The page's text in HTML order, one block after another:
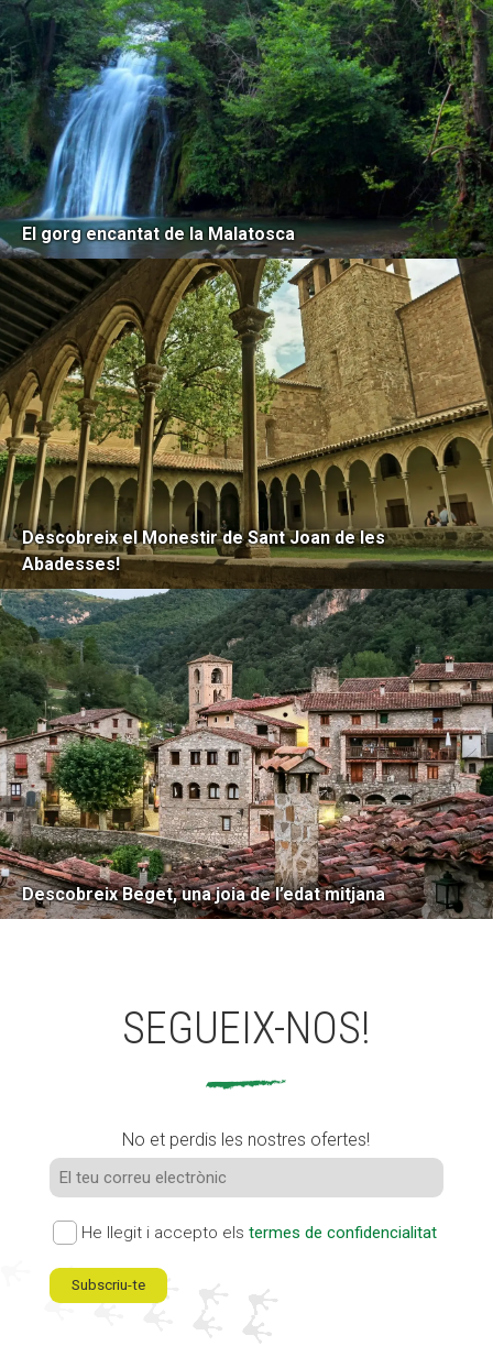
El gorg encantat de la Malatosca
Descobreix el Monestir de Sant Joan de les
Abadesses!
Descobreix Beget, una joia de l’edat mitjana
SEGUEIX-NOS!
No et perdis les nostres ofertes!
He llegit i accepto elstermes de confidencialitat